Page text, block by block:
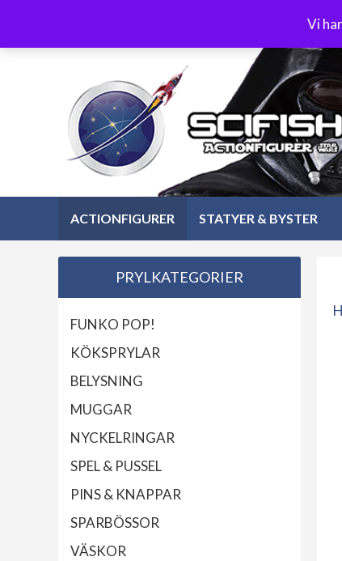
Vi
innehåll
Öppet köp 30
ACTIONFIGURER STATYER & BYSTER
PRYLKATEGORIER
FUNKO POP!
KÖKSPRYLAR
BELYSNING
MUGGAR
NYCKELRINGAR
SPEL & PUSSEL
PINS & KNAPPAR
SPARBÖSSOR
VÄSKOR